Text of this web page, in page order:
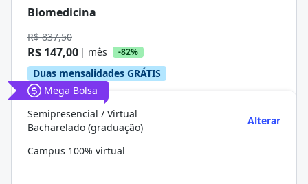
Biomedicina
R$ 837,50
R$ 147,00 | mês -82%
Duas mensalidades GRÁTIS
Mega Bolsa
Semipresencial / Virtual
Bacharelado (graduação)
Alterar
Campus 100% virtual